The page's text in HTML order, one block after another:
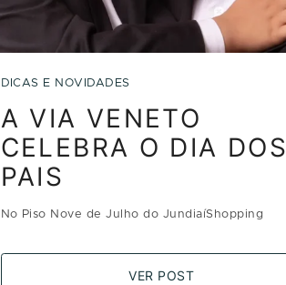
DICAS E NOVIDADES
A VIA VENETO
CELEBRA O DIA DOS
PAIS
No Piso Nove de Julho do JundiaíShopping
VER POST